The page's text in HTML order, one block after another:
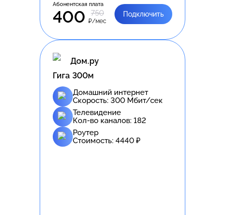
Абонентская плата
400 750
₽/мес
Подключить
Дом.ру
Гига 300м
Домашний интернет
Скорость: 300 Мбит/сек
Телевидение
Кол-во каналов: 182
Роутер
Стоимость: 4440 ₽